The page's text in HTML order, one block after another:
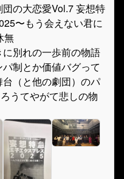
の大恋愛Vol.7 妄想特
〜もう会えない君に
無
別れの一歩前の物語
制とか価値バグって
（と他の劇団）のパ
うてやがて悲しの物